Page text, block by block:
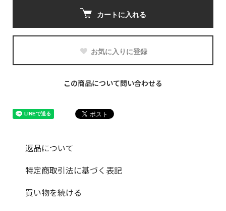
カートに入れる
お気に入りに登録
この商品について問い合わせる
返品について
特定商取引法に基づく表記
買い物を続ける